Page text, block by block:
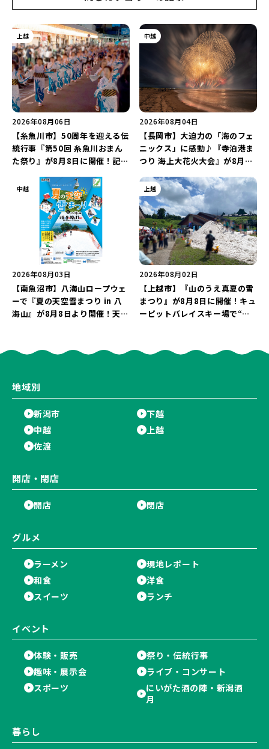
上越
2026年08月06日
【糸魚川市】50周年を迎える伝
統行事『第50回 糸魚川おまん
た祭り』が8月8日に開催！記念
を楽しもう♪
中越
2026年08月04日
【長岡市】大迫力の「海のフェ
ニックス」に感動♪『寺泊港ま
つり 海上大花火大会』が8月7
5,000発の花火”を楽しもう♪
中越
2026年08月03日
【南魚沼市】八海山ロープウェ
ーで『夏の天空雪まつり in 八
海山』が8月8日より開催！天然
上越
2026年08月02日
【上越市】『山のうえ真夏の雪
まつり』が8月8日に開催！キュ
ーピットバレイスキー場で“真
地域別
新潟市
下越
中越
上越
佐渡
開店・閉店
開店 閉店
グルメ
ラーメン
現地レポート
和食
洋食
スイーツ
ランチ
イベント
体験・販売
祭り・伝統行事
趣味・展示会
ライブ・コンサート
スポーツ
にいがた酒の陣・新潟酒
月
暮らし